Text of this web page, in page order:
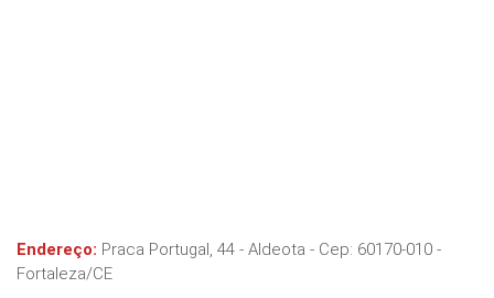
Endereço: Praca Portugal, 44 - Aldeota - Cep: 60170-010 -
Fortaleza/CE